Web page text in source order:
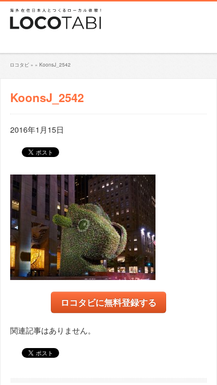
ロコタビ » » KoonsJ_2542
KoonsJ_2542
2016年1月15日
ロコタビに無料登録する
関連記事はありません。